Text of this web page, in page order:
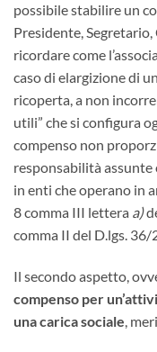
possibile stabilire un
Presidente,
ricordare come
caso di elargizione di
ricoperta, a non
utili” che si configura
compenso non
responsabilità assunte
in enti che operano in
8 comma III lettera a)
comma II del D.lgs. 36/
Il secondo aspetto,
compenso per
una carica sociale,